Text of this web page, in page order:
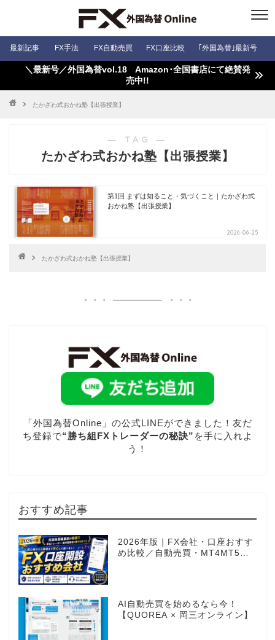
最新記事 FX手法 FX自動売買 FX口座比較 ｢外国為替｣最新号
＼最新号／外国為替vol.18 Amazon･全国書店にて絶賛発
売中!!
たかざわ式おかね塾【出張授業】
― TAG ―
たかざわ式おかね塾【出張授業】
第1回 まずは知ること・気づくこと｜たかざわ式
おかね塾【出張授業】
2026-06-25
たかざわ式おかね塾【出張授業】
「外国為替Online」の公式LINEができました！友だ
ち登録で“勝ち組FXトレーダーの秘訣” を手に入れよ
う！
おすすめ記事
2026年版｜FX会社・口座おすす
め比較／自動売買・MT4MT5対
AI自動売買を始めるなら今！
【QUOREA × 岡三オンライン】